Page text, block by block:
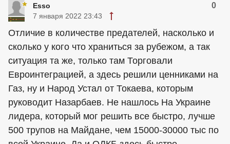
Esso 0
7 января 2022 23:43
Отличие в количестве предателей, насколько и
сколько у кого что храниться за рубежом, а так
ситуация та же, только там Торговали
Евроинтеграцией, а здесь решили ценниками на
Газ, ну и Народ Устал от Токаева, которым
руководит Назарбаев. Не нашлось На Украине
лидера, который мог решить все быстро, лучше
500 трупов на Майдане, чем 15000-30000 тыс по